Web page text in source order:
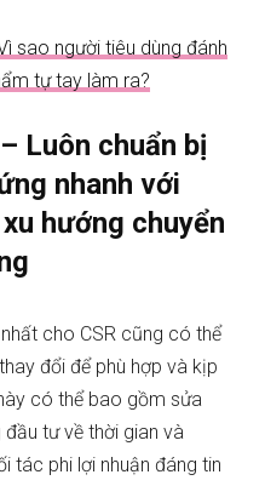
sao người tiêu dùng đánh
tự tay làm ra?
Luôn chuẩn bị
nhanh với
hướng chuyển
cho CSR cũng có thể
đổi để phù hợp và kịp
có thể bao gồm sửa
tư về thời gian và
tác phi lợi nhuận đáng tin